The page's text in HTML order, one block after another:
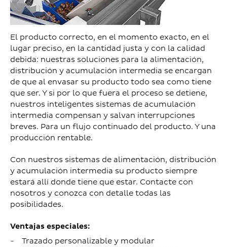
El producto correcto, en el momento exacto, en el
lugar preciso, en la cantidad justa y con la calidad
debida: nuestras soluciones para la alimentación,
distribución y acumulación intermedia se encargan
de que al envasar su producto todo sea como tiene
que ser. Y si por lo que fuera el proceso se detiene,
nuestros inteligentes sistemas de acumulación
intermedia compensan y salvan interrupciones
breves. Para un flujo continuado del producto. Y una
producción rentable.
Con nuestros sistemas de alimentación, distribución
y acumulación intermedia su producto siempre
estará allí donde tiene que estar. Contacte con
nosotros y conozca con detalle todas las
posibilidades.
Ventajas especiales:
Trazado personalizable y modular